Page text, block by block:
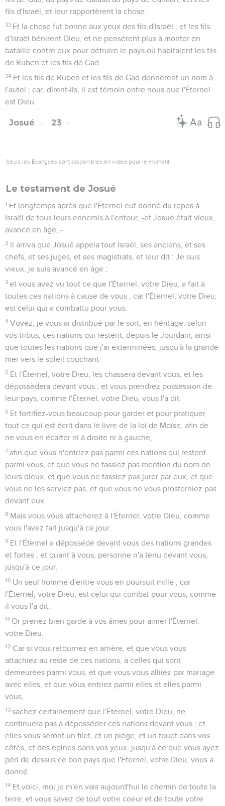
fils d'Israël, et leur rapportèrent la chose.
33 Et la chose fut bonne aux yeux des fils d'Israël ; et les fils
d'Israël bénirent Dieu, et ne pensèrent plus à monter en
bataille contre eux pour détruire le pays où habitaient les fils
de Ruben et les fils de Gad.
34 Et les fils de Ruben et les fils de Gad donnèrent un nom à
l'autel ; car, dirent-ils, il est témoin entre nous que l'Éternel
est Dieu.
Josué 23
Seuls les Évangiles sont disponibles en vidéo pour le moment.
Le testament de Josué
1 Et longtemps après que l'Éternel eut donné du repos à
Israël de tous leurs ennemis à l'entour, -et Josué était vieux,
avancé en âge, -
2 il arriva que Josué appela tout Israël, ses anciens, et ses
chefs, et ses juges, et ses magistrats, et leur dit : Je suis
vieux, je suis avancé en âge ;
3 et vous avez vu tout ce que l'Éternel, votre Dieu, a fait à
toutes ces nations à cause de vous ; car l'Éternel, votre Dieu,
est celui qui a combattu pour vous.
4 Voyez, je vous ai distribué par le sort, en héritage, selon
vos tribus, ces nations qui restent, depuis le Jourdain, ainsi
que toutes les nations que j'ai exterminées, jusqu'à la grande
mer vers le soleil couchant.
5 Et l'Éternel, votre Dieu, les chassera devant vous, et les
dépossèdera devant vous ; et vous prendrez possession de
leur pays, comme l'Éternel, votre Dieu, vous l'a dit.
6 Et fortifiez-vous beaucoup pour garder et pour pratiquer
tout ce qui est écrit dans le livre de la loi de Moïse, afin de
ne vous en écarter ni à droite ni à gauche,
7 afin que vous n'entriez pas parmi ces nations qui restent
parmi vous, et que vous ne fassiez pas mention du nom de
leurs dieux, et que vous ne fassiez pas jurer par eux, et que
vous ne les serviez pas, et que vous ne vous prosterniez pas
devant eux.
8 Mais vous vous attacherez à l'Éternel, votre Dieu, comme
vous l'avez fait jusqu'à ce jour.
9 Et l'Éternel a dépossédé devant vous des nations grandes
et fortes ; et quant à vous, personne n'a tenu devant vous,
jusqu'à ce jour.
10 Un seul homme d'entre vous en poursuit mille ; car
l'Éternel, votre Dieu, est celui qui combat pour vous, comme
il vous l'a dit.
11 Or prenez bien garde à vos âmes pour aimer l'Éternel,
votre Dieu.
12 Car si vous retournez en arrière, et que vous vous
attachiez au reste de ces nations, à celles qui sont
demeurées parmi vous, et que vous vous alliiez par mariage
avec elles, et que vous entriez parmi elles et elles parmi
vous,
13 sachez certainement que l'Éternel, votre Dieu, ne
continuera pas à déposséder ces nations devant vous ; et
elles vous seront un filet, et un piège, et un fouet dans vos
côtés, et des épines dans vos yeux, jusqu'à ce que vous ayez
péri de dessus ce bon pays que l'Éternel, votre Dieu, vous a
donné.
14 Et voici, moi je m'en vais aujourd'hui le chemin de toute la
terre, et vous savez de tout votre coeur et de toute votre